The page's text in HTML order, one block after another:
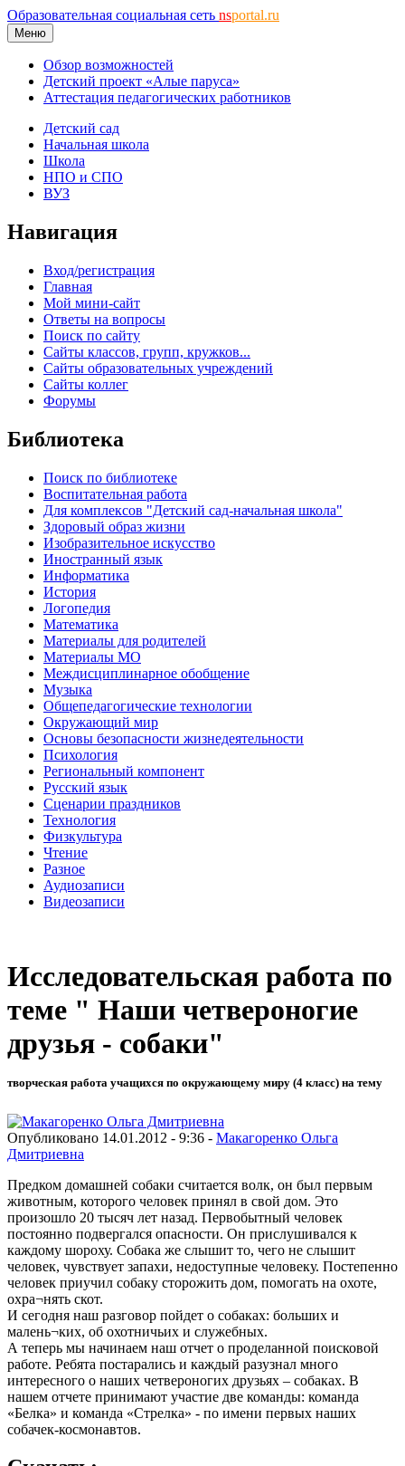
Образовательная социальная сеть nsportal.ru
Меню
Обзор возможностей
Детский проект «Алые паруса»
Аттестация педагогических работников
Детский сад
Начальная школа
Школа
НПО и СПО
ВУЗ
Навигация
Вход/регистрация
Главная
Мой мини-сайт
Ответы на вопросы
Поиск по сайту
Сайты классов, групп, кружков...
Сайты образовательных учреждений
Сайты коллег
Форумы
Библиотека
Поиск по библиотеке
Воспитательная работа
Для комплексов "Детский сад-начальная школа"
Здоровый образ жизни
Изобразительное искусство
Иностранный язык
Информатика
История
Логопедия
Математика
Материалы для родителей
Материалы МО
Междисциплинарное обобщение
Музыка
Общепедагогические технологии
Окружающий мир
Основы безопасности жизнедеятельности
Психология
Региональный компонент
Русский язык
Сценарии праздников
Технология
Физкультура
Чтение
Разное
Аудиозаписи
Видеозаписи
Исследовательская работа по
теме " Наши четвероногие
друзья - собаки"
творческая работа учащихся по окружающему миру (4 класс) на тему
Опубликовано 14.01.2012 - 9:36 - Макагоренко Ольга
Дмитриевна
Предком домашней собаки считается волк, он был первым
животным, которого человек принял в свой дом. Это
произошло 20 тысяч лет назад. Первобытный человек
постоянно подвергался опасности. Он прислушивался к
каждому шороху. Собака же слышит то, чего не слышит
человек, чувствует запахи, недоступные человеку. Постепенно
человек приучил собаку сторожить дом, помогать на охоте,
охра¬нять скот.
И сегодня наш разговор пойдет о собаках: больших и
малень¬ких, об охотничьих и служебных.
А теперь мы начинаем наш отчет о проделанной поисковой
работе. Ребята постарались и каждый разузнал много
интересного о наших четвероногих друзьях – собаках. В
нашем отчете принимают участие две команды: команда
«Белка» и команда «Стрелка» - по имени первых наших
собачек-космонавтов.